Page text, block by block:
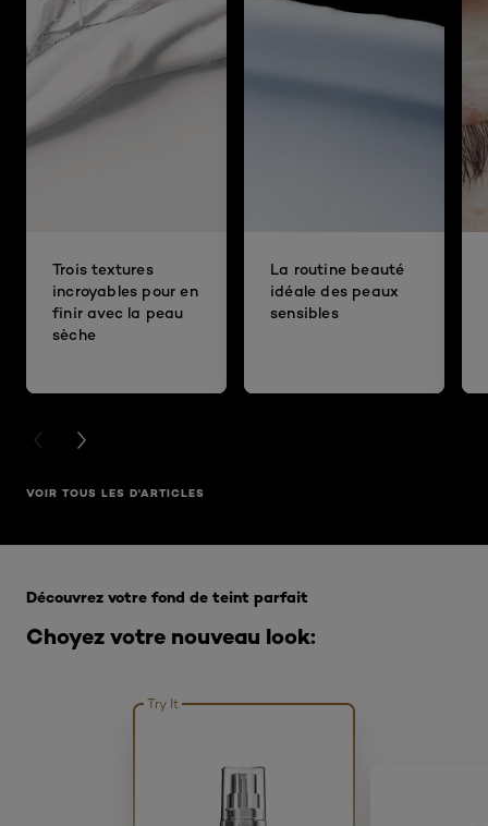
Trois textures
incroyables pour en
finir avec la peau
sèche
La routine beauté
idéale des peaux
sensibles
PREVIOUS CARD
NEXT CARD
VOIR TOUS LES D'ARTICLES
Choyez votre nouveau look:
Découvrez votre fond de teint parfait
Try It